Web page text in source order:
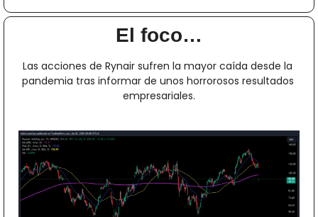
El foco…
Las acciones de Rynair sufren la mayor caída desde la
pandemia tras informar de unos horrorosos resultados
empresariales.